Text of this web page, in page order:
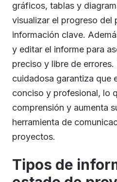
gráficos, tablas y
visualizar el progreso del
información clave.
y editar el informe para
preciso y libre de errores.
cuidadosa garantiza que
conciso y profesional, lo
comprensión y aumenta
herramienta de
proyectos.
Tipos de